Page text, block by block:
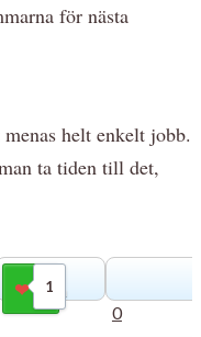
för nästa
helt enkelt jobb.
ta tiden till det,
1
Gilla
0